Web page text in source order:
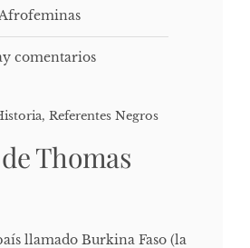
comentarios
, Referentes Negros
Thomas
llamado Burkina Faso (la